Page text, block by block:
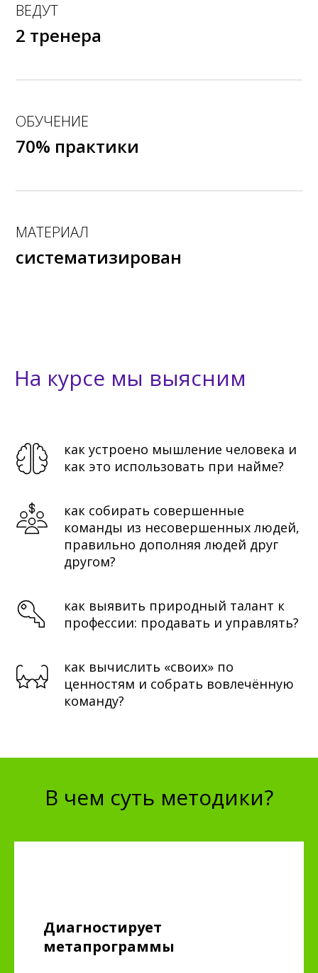
ВЕДУТ
2 тренера
ОБУЧЕНИЕ
70% практики
МАТЕРИАЛ
систематизирован
На курсе мы выясним
как устроено мышление человека и
как это использовать при найме?
как собирать совершенные
команды из несовершенных людей,
правильно дополняя людей друг
другом?
как выявить природный талант к
профессии: продавать и управлять?
как вычислить «своих» по
ценностям и собрать вовлечённую
команду?
В чем суть методики?
Диагностирует
метапрограммы